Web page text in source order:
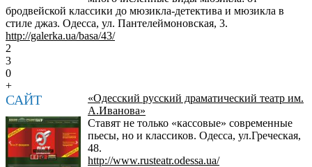
бродвейской классики до мюзикла-детектива и мюзикла в
стиле джаз. Одесса, ул. Пантелеймоновская, 3.
http://galerka.ua/basa/43/
2
3
0
+
САЙТ
«Одесский русский драматический театр им.
А.Иванова»
Ставят не только «кассовые» современные
пьесы, но и классиков. Одесса, ул.Греческая,
48.
http://www.rusteatr.odessa.ua/